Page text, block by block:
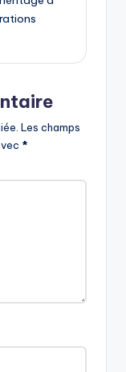
Les champs
*